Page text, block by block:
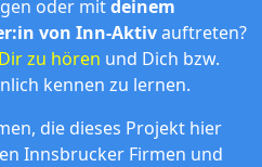
oder mitdeinem
von Inn-Aktivauftreten?
zu hören und Dich bzw.
kennen zu lernen.
die dieses Projekt hier
Innsbrucker Firmen und